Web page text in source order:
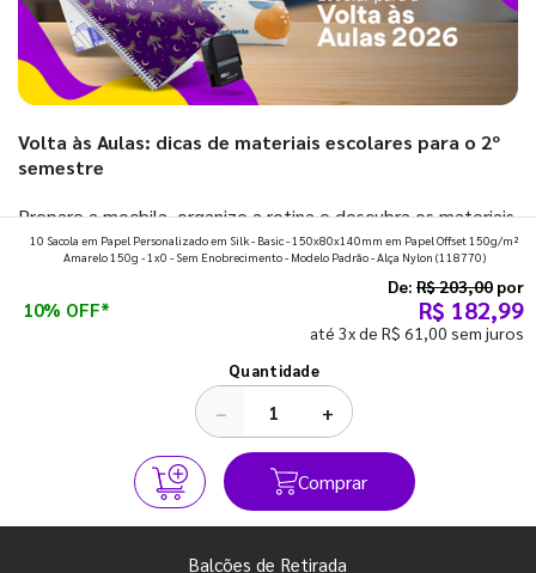
Volta às Aulas: dicas de materiais escolares para o 2º
semestre
Prepare a mochila, organize a rotina e descubra os materiais
que fazem toda diferença para começar o segundo
10 Sacola em Papel Personalizado em Silk - Basic - 150x80x140mm em Papel Offset 150g/m²
Amarelo 150g - 1x0 - Sem Enobrecimento - Modelo Padrão - Alça Nylon (118770)
10% OFF*
De: R$ 203,00 por
R$ 182,99
até 3x de R$ 61,00 sem juros
Quantidade
− +
Comprar
Balcões de Retirada